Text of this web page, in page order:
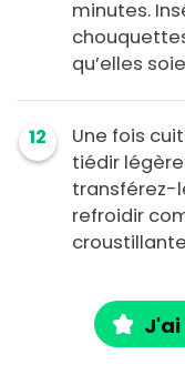
minutes.
qu’elles
12
Une fois
tiédir
transférez-
refroidir